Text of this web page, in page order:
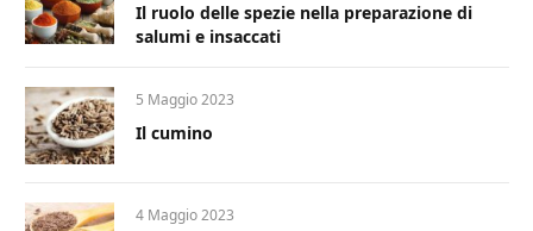
Il ruolo delle spezie nella preparazione di
salumi e insaccati
5 Maggio 2023
Il cumino
4 Maggio 2023